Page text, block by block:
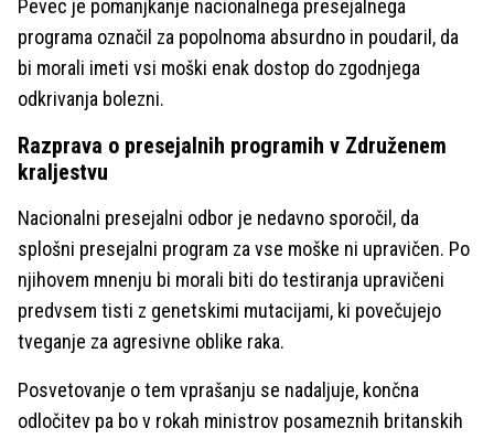
Pevec je pomanjkanje nacionalnega presejalnega
programa označil za popolnoma absurdno in poudaril, da
bi morali imeti vsi moški enak dostop do zgodnjega
odkrivanja bolezni.
Razprava o presejalnih programih v Združenem
kraljestvu
Nacionalni presejalni odbor je nedavno sporočil, da
splošni presejalni program za vse moške ni upravičen. Po
njihovem mnenju bi morali biti do testiranja upravičeni
predvsem tisti z genetskimi mutacijami, ki povečujejo
tveganje za agresivne oblike raka.
Posvetovanje o tem vprašanju se nadaljuje, končna
odločitev pa bo v rokah ministrov posameznih britanskih